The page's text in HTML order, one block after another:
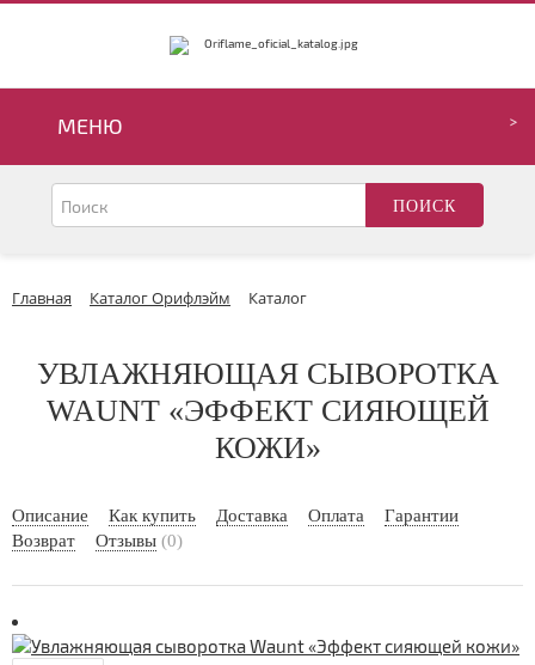
МЕНЮ
Главная Каталог Орифлэйм Каталог
УВЛАЖНЯЮЩАЯ СЫВОРОТКА
WAUNT «ЭФФЕКТ СИЯЮЩЕЙ
КОЖИ»
Описание Как купить Доставка Оплата
Гарантии
Возврат
Отзывы (0)